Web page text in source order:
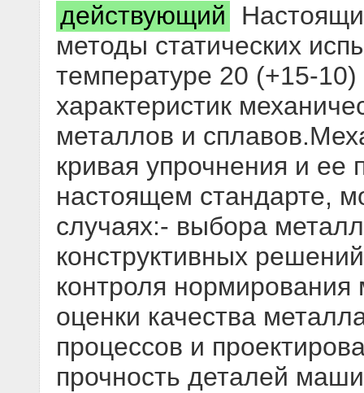
действующий
методы статических
температуре 20 (+15-
характеристик
металлов и
кривая упрочнения и
настоящем стандарте,
случаях:- выбора
конструктивных
контроля нормирования
оценки качества
процессов и
прочность деталей